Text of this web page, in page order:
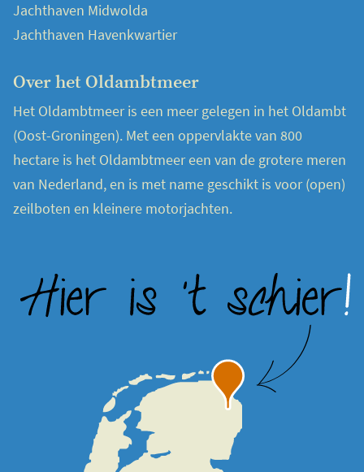
Jachthaven Midwolda
Jachthaven Havenkwartier
Over het Oldambtmeer
Het Oldambtmeer is een meer gelegen in het Oldambt
(Oost-Groningen). Met een oppervlakte van 800
hectare is het Oldambtmeer een van de grotere meren
van Nederland, en is met name geschikt is voor (open)
zeilboten en kleinere motorjachten.